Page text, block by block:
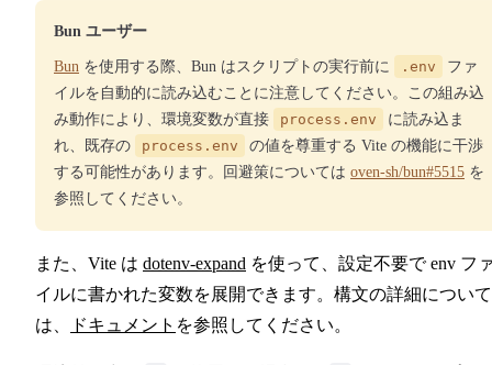
Bun ユーザー
Bun を使用する際、Bun はスクリプトの実行前に .env
ファ
イルを自動的に読み込むことに注意してください。この組み込
み動作により、環境変数が直接
process.env
に読み込ま
れ、既存の
process.env
の値を尊重する Vite の機能に干渉
する可能性があります。回避策については oven-sh/bun#5515 を
参照してください。
また、Vite は dotenv-expand を使って、設定不要で env フ
イルに書かれた変数を展開できます。構文の詳細について
は、
ドキュメント を参照してください。